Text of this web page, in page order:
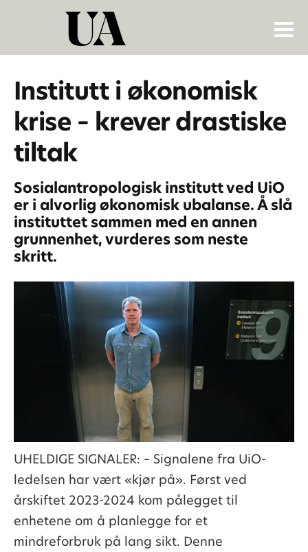
Institutt i økonomisk
krise – krever drastiske
tiltak
Sosialantropologisk institutt ved UiO
er i alvorlig økonomisk ubalanse. Å slå
instituttet sammen med en annen
grunnenhet, vurderes som neste
skritt.
UHELDIGE SIGNALER: – Signalene fra UiO-
ledelsen har vært «kjør på». Først ved
årskiftet 2023-2024 kom pålegget til
enhetene om å planlegge for et
mindreforbruk på lang sikt. Denne